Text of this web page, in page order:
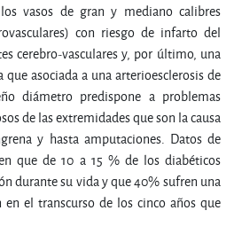
vasos de gran y mediano calibres
con riesgo de infarto del
cerebro-vasculares y, por último, una
asociada a una arterioesclerosis de
diámetro predispone a problemas
de las extremidades que son la causa
y hasta amputaciones. Datos de
que de 10 a 15 % de los diabéticos
durante su vida y que 40% sufren una
en el transcurso de los cinco años que